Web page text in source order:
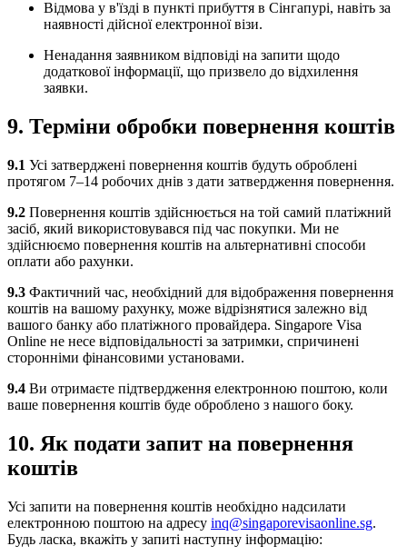
Відмова у в'їзді в пункті прибуття в Сінгапурі, навіть за
наявності дійсної електронної візи.
Ненадання заявником відповіді на запити щодо
додаткової інформації, що призвело до відхилення
заявки.
9. Терміни обробки повернення коштів
9.1 Усі затверджені повернення коштів будуть оброблені
протягом 7–14 робочих днів з дати затвердження повернення.
9.2 Повернення коштів здійснюється на той самий платіжний
засіб, який використовувався під час покупки. Ми не
здійснюємо повернення коштів на альтернативні способи
оплати або рахунки.
9.3 Фактичний час, необхідний для відображення повернення
коштів на вашому рахунку, може відрізнятися залежно від
вашого банку або платіжного провайдера. Singapore Visa
Online не несе відповідальності за затримки, спричинені
сторонніми фінансовими установами.
9.4 Ви отримаєте підтвердження електронною поштою, коли
ваше повернення коштів буде оброблено з нашого боку.
10. Як подати запит на повернення
коштів
Усі запити на повернення коштів необхідно надсилати
електронною поштою на адресу inq@singaporevisaonline.sg.
Будь ласка, вкажіть у запиті наступну інформацію: